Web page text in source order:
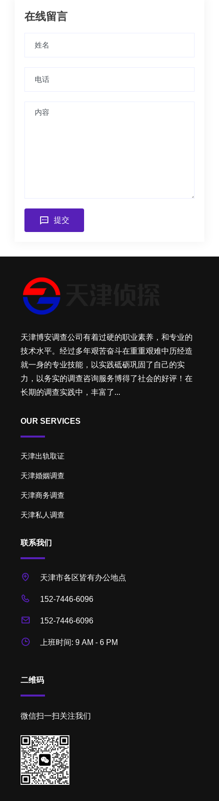
在线留言
提交
天津博安调查公司有着过硬的职业素养，和专业的
技术水平。经过多年艰苦奋斗在重重艰难中历经造
就一身的专业技能，以实践砥砺巩固了自己的实
力，以务实的调查咨询服务博得了社会的好评！在
长期的调查实践中，丰富了...
OUR SERVICES
天津出轨取证
天津婚姻调查
天津商务调查
天津私人调查
联系我们
天津市各区皆有办公地点
152-7446-6096
152-7446-6096
上班时间: 9 AM - 6 PM
二维码
微信扫一扫关注我们